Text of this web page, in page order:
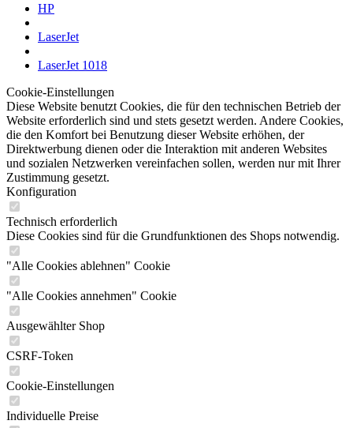
HP
LaserJet
LaserJet 1018
Cookie-Einstellungen
Diese Website benutzt Cookies, die für den technischen Betrieb der
Website erforderlich sind und stets gesetzt werden. Andere Cookies,
die den Komfort bei Benutzung dieser Website erhöhen, der
Direktwerbung dienen oder die Interaktion mit anderen Websites
und sozialen Netzwerken vereinfachen sollen, werden nur mit Ihrer
Zustimmung gesetzt.
Konfiguration
Technisch erforderlich
Diese Cookies sind für die Grundfunktionen des Shops notwendig.
"Alle Cookies ablehnen" Cookie
"Alle Cookies annehmen" Cookie
Ausgewählter Shop
CSRF-Token
Cookie-Einstellungen
Individuelle Preise